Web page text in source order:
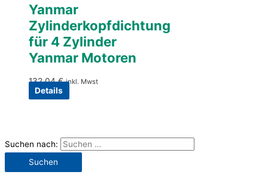
Suchen nach:
Yanmar
Zylinderkopfdichtung
für 4 Zylinder
Yanmar Motoren
132,04€ inkl. Mwst
Details